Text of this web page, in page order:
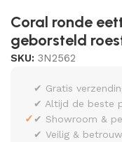
Coral ronde
geborsteld
SKU: 3N2562
✓
✔ Gratis
✔ Altijd de beste
✔ Showroom &
✔ Veilig &